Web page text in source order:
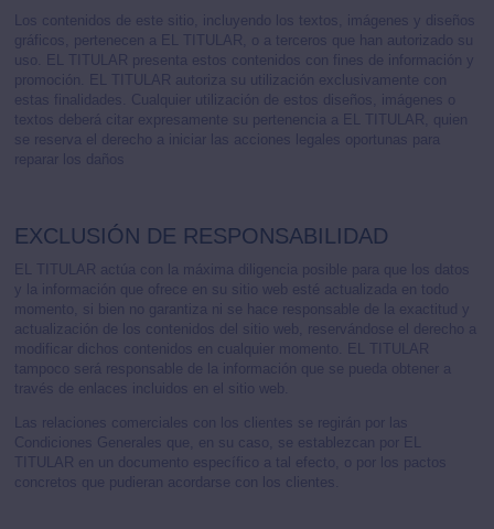
Los contenidos de este sitio, incluyendo los textos, imágenes y diseños
gráficos, pertenecen a EL TITULAR, o a terceros que han autorizado su
uso. EL TITULAR presenta estos contenidos con fines de información y
promoción. EL TITULAR autoriza su utilización exclusivamente con
estas finalidades. Cualquier utilización de estos diseños, imágenes o
textos deberá citar expresamente su pertenencia a EL TITULAR, quien
se reserva el derecho a iniciar las acciones legales oportunas para
reparar los daños
EXCLUSIÓN DE RESPONSABILIDAD
EL TITULAR actúa con la máxima diligencia posible para que los datos
y la información que ofrece en su sitio web esté actualizada en todo
momento, si bien no garantiza ni se hace responsable de la exactitud y
actualización de los contenidos del sitio web, reservándose el derecho a
modificar dichos contenidos en cualquier momento. EL TITULAR
tampoco será responsable de la información que se pueda obtener a
través de enlaces incluidos en el sitio web.
Las relaciones comerciales con los clientes se regirán por las
Condiciones Generales que, en su caso, se establezcan por EL
TITULAR en un documento específico a tal efecto, o por los pactos
concretos que pudieran acordarse con los clientes.